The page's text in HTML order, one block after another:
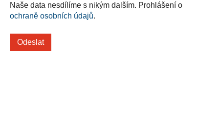
Naše data nesdílíme s nikým dalším. Prohlášení o
ochraně osobních údajů.